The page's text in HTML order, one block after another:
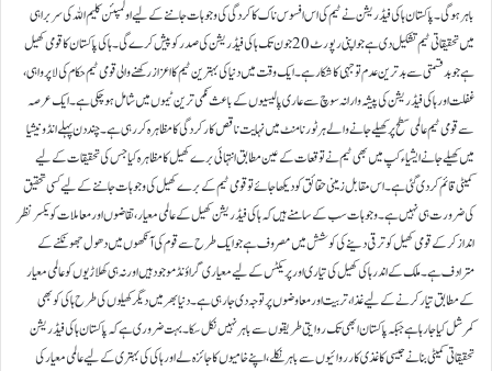
باہر ہو گی۔ پاکستان ہاکی فیڈریشن نے ٹیم کی اس افسوس ناک کاکردگی کی وجوہات جاننے کے لیے اولمپئن کلیم اللہ کی سربراہی
میں تحقیقاتی ٹیم تشکیل دی ہے جواپنی رپورٹ 20جون تک ہاکی فیڈریشن کی صدر کو پیش کرے گی۔ ہاکی پاکستان کا قومی کھیل
ہے جو بدقسمتی سے بدترین عدم توجہی کا شکار ہے۔ ایک وقت میں دنیا کی بہترین ٹیم کا اعزاز رکھنے والی قومی ٹیم حکام کی لاپرواہی،
غفلت اور ہاکی فیڈریشن کی پیشہ وارانہ سوچ سے عاری پالیسیوں کے باعث نکمی ترین ٹیموں میں شامل ہو چکی ہے۔ ایک عرصہ
سے قومی ٹیم عالمی سطح پر کھیلے جانے والے ہر ٹورنامنٹ میں نہایت ناقص کارکردگی کا مظاہرہ کر رہی ہے۔ چند دن پہلے انڈونیشیا
میں کھیلے جانے ایشیا ء کپ میں بھی ٹیم نے توقعات کے عین مطابق انتہائی برے کھیل کا مظاہرہ کیا جس کی تحقیقات کے لیے
کمیٹی قائم کر دی گئی ہے۔ اس مقابل زمینی حقائق کو دیکھا جائے تو قومی ٹیم کے برے کھیل کی وجوہات جاننے کے لیے کسی تحقیق
کی ضرورت ہی نہیں ہے۔ وجوہات سب کے سامنے ہیں کہ ہاکی فیڈریشن کھیل کے عالمی معیار، تقاضوں اور معاملات کو یکسر نظر
انداز کر کے قومی کھیل کو ترقی دینے کی کوشش میں مصروف ہے جو ایک طرح سے قوم کی آنکھوں میں دھول جھونکنے کے
مترادف ہے۔ ملک کے اندر ہاکی کھیل کی تیاری اور پریکٹس کے لیے معیاری گراؤنڈ موجود ہیں اور نہ ہی کھلاڑیوں کو عالمی معیار
کے مطابق تیار کرنے کے لیے غذا، تربیت اور معاوضوں پر توجہ دی جا رہی ہے۔ دنیا بھر میں دیگر کھیلوں کی طرح ہاکی کو بھی
کمرشل کیا جا رہا ہے جبکہ پاکستان ابھی تک روایتی طریقوں سے باہر نہیں نکل سکا۔ بہت ضروری ہے کہ پاکستان ہاکی فیڈریشن
تحقیقاتی کمیٹی بنانے جیسی کاغذی کارروائیوں سے باہر نکلے، اپنے خامیوں کا جائزہ لے اور ہاکی کی بہتری کے لیے عالمی معیارکی